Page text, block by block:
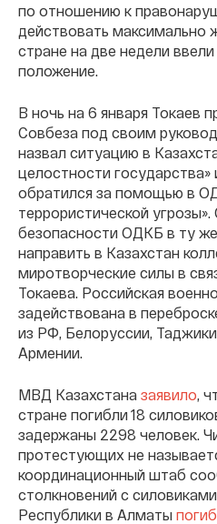
по отношению к
действовать максимально
стране на две недели
положение.
В ночь на 6 января Токаев
Совбеза под своим
назвал ситуацию в
целостности
обратился за помощью в
террористической
безопасности ОДКБ в ту
направить в Казахстан
миротворческие силы в
Токаева. Российская
задействована в
из РФ, Белоруссии,
Армении.
МВД Казахстана заявило ,
стране погибли 18
задержаны 2298 человек.
протестующих не
координационный штаб
столкновений с
Республики в Алматы